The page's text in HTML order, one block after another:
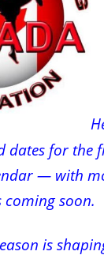
dates for the
— with
coming soon.
is